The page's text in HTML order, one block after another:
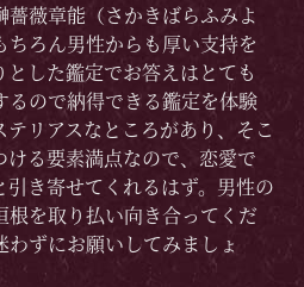
薇章能（さかきばらふみよ
ちろん男性からも厚い支持を
した鑑定でお答えはとても
るので納得できる鑑定を体験
リアスなところがあり、そこ
る要素満点なので、恋愛で
き寄せてくれるはず。男性の
根を取り払い向き合ってくだ
ずにお願いしてみましょ